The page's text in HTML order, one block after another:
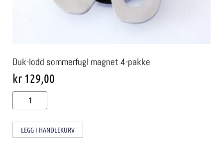
Duk-lodd sommerfugl magnet 4-pakke
kr 129,00
LEGG I HANDLEKURV